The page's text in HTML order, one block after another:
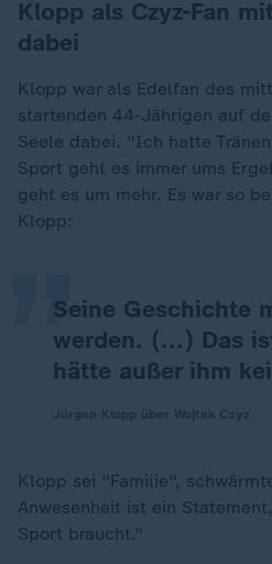
Klopp als Czyz-Fan
dabei
Klopp war als Edelfan des
startenden 44-Jährigen auf
Seele dabei. "Ich hatte
Sport geht es immer ums
geht es um mehr. Es war so
Klopp:
Seine Geschichte
werden. (...) Das
hätte außer ihm
„
Klopp sei "Familie",
Anwesenheit ist ein
Sport braucht."